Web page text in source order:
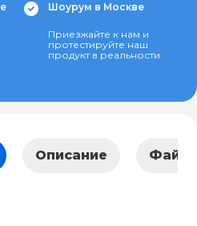
Шоурум в Москве
Приезжайте к нам и
протестируйте наш
продукт в реальности
Описание